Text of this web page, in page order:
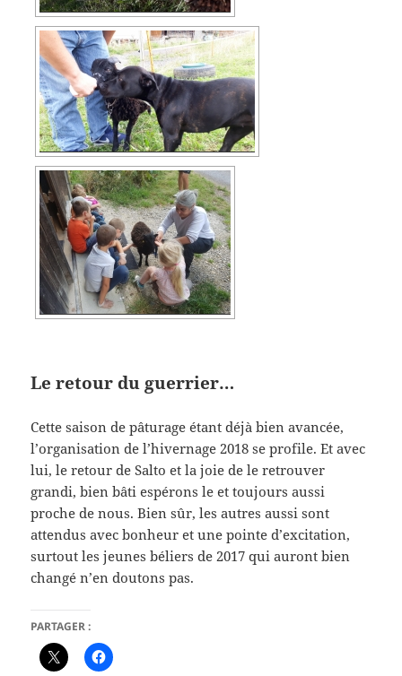
Le retour du guerrier…
Cette saison de pâturage étant déjà bien avancée,
l’organisation de l’hivernage 2018 se profile. Et avec
lui, le retour de Salto et la joie de le retrouver
grandi, bien bâti espérons le et toujours aussi
proche de nous. Bien sûr, les autres aussi sont
attendus avec bonheur et une pointe d’excitation,
surtout les jeunes béliers de 2017 qui auront bien
changé n’en doutons pas.
PARTAGER :